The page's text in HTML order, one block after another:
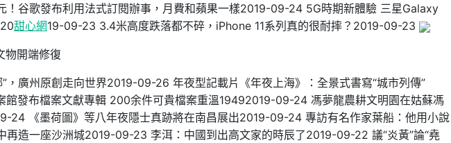
谷歌發布利用法式訂閱辦事，月費和蘋果一樣2019-09-24 5G時期新體驗 三星Galaxy
甜心網19-09-23 3.4米高度跌落都不碎，iPhone 11系列真的很耐摔？2019-09-23
物開端修復
”，廣州原創走向世界2019-09-26 年夜型記載片《年夜上海》：全景式書寫“城市列傳”
發布檔案文獻專輯 200余件可貴檔案重溫19492019-09-24 馮夢龍農耕文明園在姑蘇馮
24 《墨荷圖》等八年夜隱士真跡將在南昌展出2019-09-24 專訪有名作家葉船：他用小說
再造一座沙洲城2019-09-23 李洱：中國到出高文家的時辰了2019-09-22 議“炎黃”論“堯